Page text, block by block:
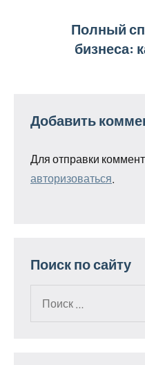
Полный
бизнеса:
Добавить
Для отправки
авторизоваться
Поиск по сайту